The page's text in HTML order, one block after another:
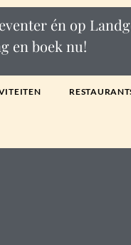
én op
en boek nu!